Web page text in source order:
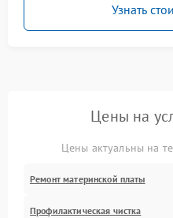
Узнать
Цены на
Цены актуальны на
Ремонт материнской платы
Профилактическая чистка